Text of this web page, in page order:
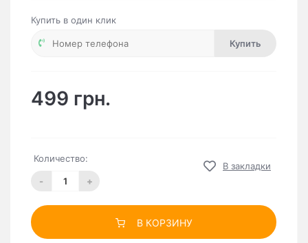
Купить в один клик
Купить
499 грн.
Количество:
- +
В закладки
В КОРЗИНУ